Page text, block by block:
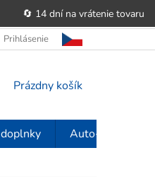
🔄 14 dní na vrátenie tovaru
POUČENIE O PRÁVE
Prihlásenie
NÁKUPNÝ
Prázdny košík
Auto-moto